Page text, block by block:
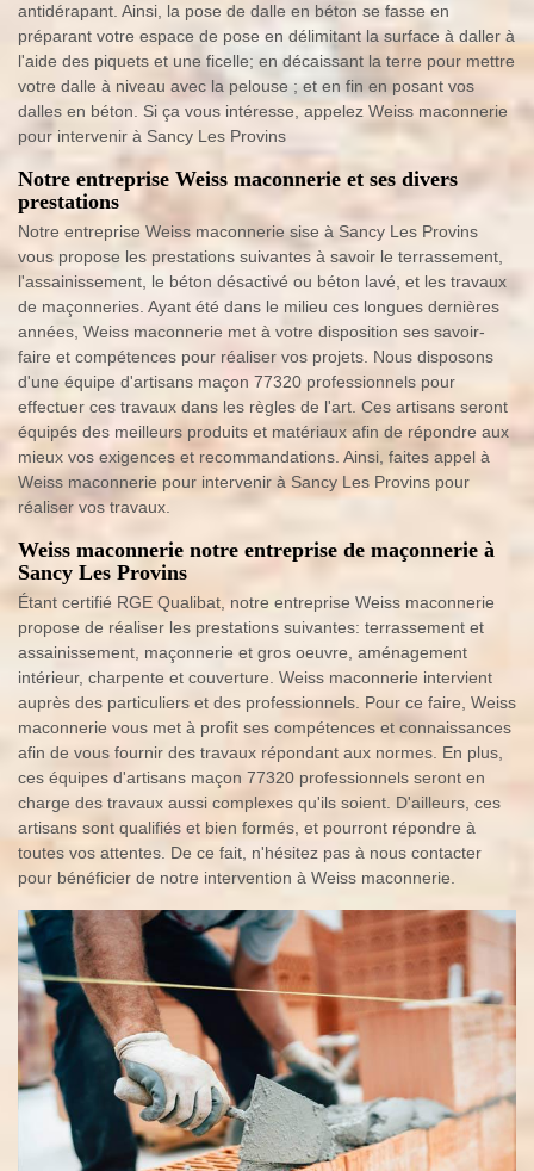
antidérapant. Ainsi, la pose de dalle en béton se fasse en
préparant votre espace de pose en délimitant la surface à daller à
l'aide des piquets et une ficelle; en décaissant la terre pour mettre
votre dalle à niveau avec la pelouse ; et en fin en posant vos
dalles en béton. Si ça vous intéresse, appelez Weiss maconnerie
pour intervenir à Sancy Les Provins
Notre entreprise Weiss maconnerie et ses divers
prestations
Notre entreprise Weiss maconnerie sise à Sancy Les Provins
vous propose les prestations suivantes à savoir le terrassement,
l'assainissement, le béton désactivé ou béton lavé, et les travaux
de maçonneries. Ayant été dans le milieu ces longues dernières
années, Weiss maconnerie met à votre disposition ses savoir-
faire et compétences pour réaliser vos projets. Nous disposons
d'une équipe d'artisans maçon 77320 professionnels pour
effectuer ces travaux dans les règles de l'art. Ces artisans seront
équipés des meilleurs produits et matériaux afin de répondre aux
mieux vos exigences et recommandations. Ainsi, faites appel à
Weiss maconnerie pour intervenir à Sancy Les Provins pour
réaliser vos travaux.
Weiss maconnerie notre entreprise de maçonnerie à
Sancy Les Provins
Étant certifié RGE Qualibat, notre entreprise Weiss maconnerie
propose de réaliser les prestations suivantes: terrassement et
assainissement, maçonnerie et gros oeuvre, aménagement
intérieur, charpente et couverture. Weiss maconnerie intervient
auprès des particuliers et des professionnels. Pour ce faire, Weiss
maconnerie vous met à profit ses compétences et connaissances
afin de vous fournir des travaux répondant aux normes. En plus,
ces équipes d'artisans maçon 77320 professionnels seront en
charge des travaux aussi complexes qu'ils soient. D'ailleurs, ces
artisans sont qualifiés et bien formés, et pourront répondre à
toutes vos attentes. De ce fait, n'hésitez pas à nous contacter
pour bénéficier de notre intervention à Weiss maconnerie.